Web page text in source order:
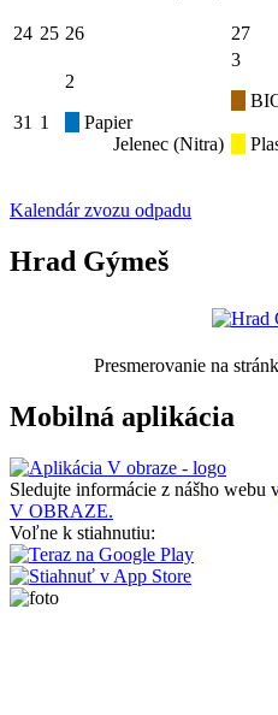
24 25 26 27
31 1
2
Papier
Jelenec (Nitra)
3
Kalendár zvozu odpadu
Hrad Gýmeš
Presmerovanie na
Mobilná aplikácia
Sledujte informácie z nášho webu
V OBRAZE.
Voľne k stiahnutiu: